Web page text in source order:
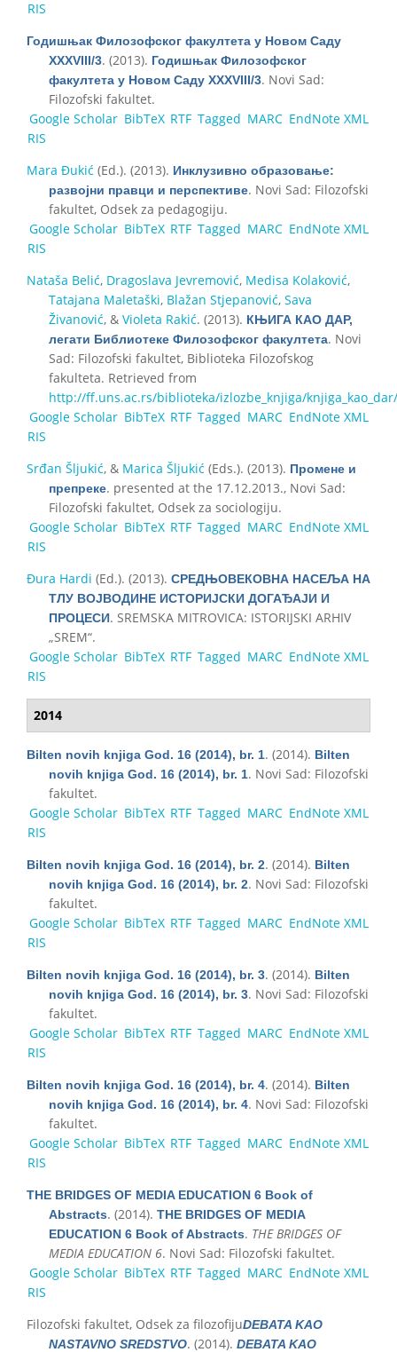
RIS
Годишњак Филозофског факултета у Новом Саду
XXXVIII/3. (2013). Годишњак Филозофског
факултета у Новом Саду XXXVIII/3. Novi Sad:
Filozofski fakultet.
Google Scholar BibTeX RTF Tagged MARC EndNote XML
RIS
Mara Đukić (Ed.). (2013). Инклузивно образовање:
развојни правци и перспективе. Novi Sad: Filozofski
fakultet, Odsek za pedagogiju.
Google Scholar BibTeX RTF Tagged MARC EndNote XML
RIS
Nataša Belić, Dragoslava Jevremović, Medisa Kolaković,
Tatajana Maletaški, Blažan Stjepanović, Sava
Živanović, & Violeta Rakić. (2013). КЊИГА КАО ДАР,
легати Библиотеке Филозофског факултета. Novi
Sad: Filozofski fakultet, Biblioteka Filozofskog
fakulteta. Retrieved from
http://ff.uns.ac.rs/biblioteka/izlozbe_knjiga/
Google Scholar BibTeX RTF Tagged MARC EndNote XML
RIS
Srđan Šljukić, & Marica Šljukić (Eds.). (2013). Промене и
препреке. presented at the 17.12.2013., Novi Sad:
Filozofski fakultet, Odsek za sociologiju.
Google Scholar BibTeX RTF Tagged MARC EndNote XML
RIS
Đura Hardi (Ed.). (2013). СРЕДЊОВЕКОВНА НАСЕЉА НА
ТЛУ ВОЈВОДИНЕ ИСТОРИЈСКИ ДОГАЂАЈИ И
ПРОЦЕСИ. SREMSKA MITROVICA: ISTORIJSKI ARHIV
„SREM“.
Google Scholar BibTeX RTF Tagged MARC EndNote XML
RIS
2014
Bilten novih knjiga God. 16 (2014), br. 1. (2014). Bilten
novih knjiga God. 16 (2014), br. 1. Novi Sad: Filozofski
fakultet.
Google Scholar BibTeX RTF Tagged MARC EndNote XML
RIS
Bilten novih knjiga God. 16 (2014), br. 2. (2014). Bilten
novih knjiga God. 16 (2014), br. 2. Novi Sad: Filozofski
fakultet.
Google Scholar BibTeX RTF Tagged MARC EndNote XML
RIS
Bilten novih knjiga God. 16 (2014), br. 3. (2014). Bilten
novih knjiga God. 16 (2014), br. 3. Novi Sad: Filozofski
fakultet.
Google Scholar BibTeX RTF Tagged MARC EndNote XML
RIS
Bilten novih knjiga God. 16 (2014), br. 4. (2014). Bilten
novih knjiga God. 16 (2014), br. 4. Novi Sad: Filozofski
fakultet.
Google Scholar BibTeX RTF Tagged MARC EndNote XML
RIS
THE BRIDGES OF MEDIA EDUCATION 6 Book of
Abstracts. (2014). THE BRIDGES OF MEDIA
EDUCATION 6 Book of Abstracts. THE BRIDGES OF
MEDIA EDUCATION 6. Novi Sad: Filozofski fakultet.
Google Scholar BibTeX RTF Tagged MARC EndNote XML
RIS
Filozofski fakultet, Odsek za filozofijuDEBATA KAO
NASTAVNO SREDSTVO. (2014). DEBATA KAO